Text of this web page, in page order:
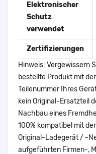
Elektronischer
Schutz
verwendet
Zertifizierungen
Hinweis: Vergewissern
bestellte Produkt mit
Teilenummer Ihres
kein Original-Ersatzteil
Nachbau eines
100% kompatibel mit
Original-Ladegerät / -
aufgeführten Firmen-,